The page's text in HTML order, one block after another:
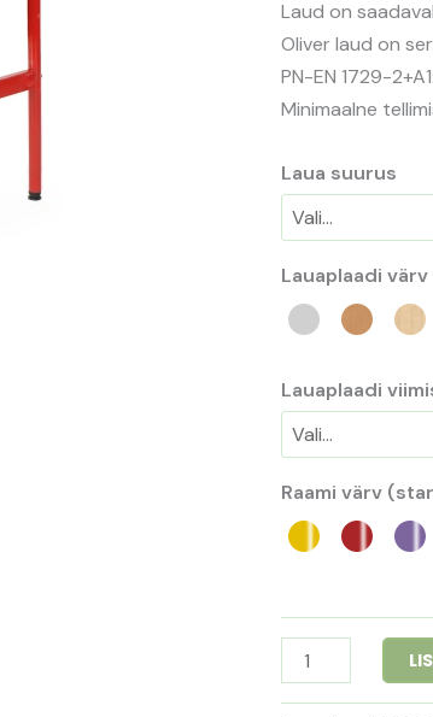
Laud on
Oliver laud on
PN-EN 1729-
Minimaalne
Laua suurus
Lauaplaadi värv
Lauaplaadi
Raami värv